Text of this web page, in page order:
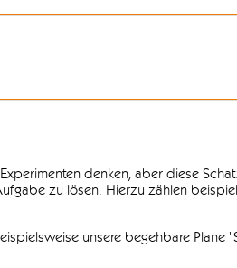
denken, aber diese
zu lösen. Hierzu zählen
unsere begehbare Plane